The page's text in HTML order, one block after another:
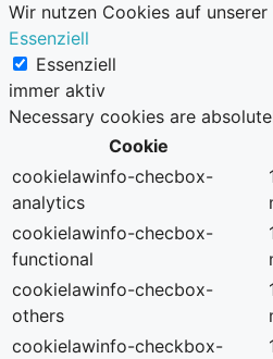
Wir nutzen Cookies auf
Essenziell
Essenziell
immer aktiv
Necessary cookies are
Cookie
cookielawinfo-checbox-
analytics
cookielawinfo-checbox-
functional
cookielawinfo-checbox-
others
cookielawinfo-checkbox-